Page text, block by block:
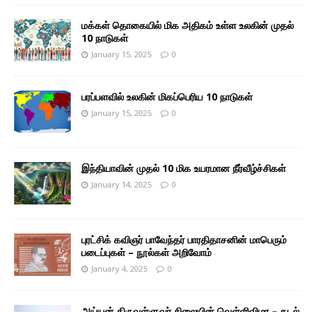
மக்கள் தொகையில் மிக அதிகம் உள்ள உலகின் முதல்
10 நாடுகள்
January 15, 2025 0
பரப்பளவில் உலகின் மிகப்பெரிய 10 நாடுகள்
January 15, 2025 0
இந்தியாவின் முதல் 10 மிக உயரமான நீர்வீழ்ச்சிகள்
January 14, 2025 0
புரட்சிக் கவிஞர் பாவேந்தர் பாரதிதாசனின் மாபெரும்
படைப்புகள் – நூல்கள் அறிவோம்
January 4, 2025 0